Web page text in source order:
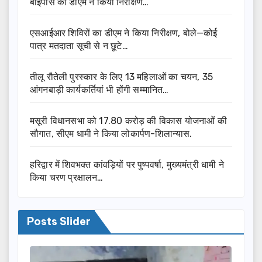
एसआईआर शिविरों का डीएम ने किया निरीक्षण, बोले—कोई
पात्र मतदाता सूची से न छूटे…
तीलू रौतेली पुरस्कार के लिए 13 महिलाओं का चयन, 35
आंगनबाड़ी कार्यकर्तियां भी होंगी सम्मानित…
मसूरी विधानसभा को 17.80 करोड़ की विकास योजनाओं की
सौगात, सीएम धामी ने किया लोकार्पण-शिलान्यास.
हरिद्वार में शिवभक्त कांवड़ियों पर पुष्पवर्षा, मुख्यमंत्री धामी ने
किया चरण प्रक्षालन…
Posts Slider